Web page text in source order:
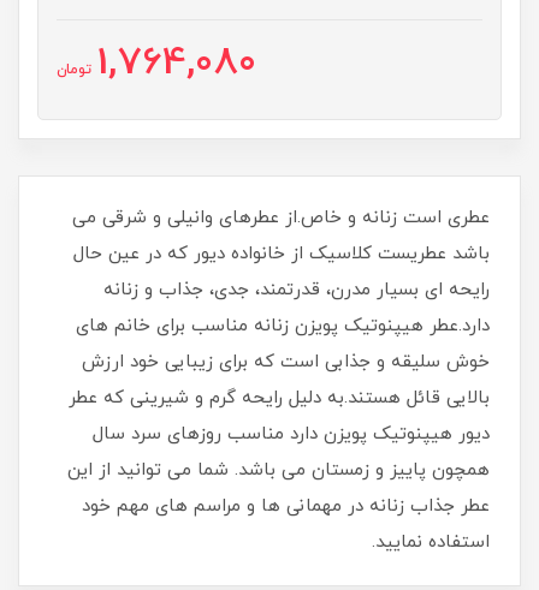
1,764,080 تومان
عطری است زنانه و خاص.از عطرهای وانیلی و شرقی می
باشد‌ عطریست کلاسیک از خانواده دیور که در عین حال
رایحه ای بسیار مدرن، قدرتمند، جدی، جذاب و زنانه
دارد.عطر هیپنوتیک پویزن زنانه مناسب برای خانم های
خوش سلیقه و جذابی است که برای زیبایی خود ارزش
بالایی قائل هستند.به دلیل رایحه گرم و شیرینی که عطر
دیور هیپنوتیک پویزن دارد مناسب روزهای سرد سال
همچون پاییز و زمستان می باشد. شما می توانید از این
عطر جذاب زنانه در مهمانی ها و مراسم های مهم خود
استفاده نماييد.